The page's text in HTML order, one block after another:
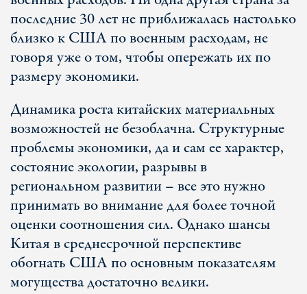
последние 30 лет не приближалась настолько
близко к США по военным расходам, не
говоря уже о том, чтобы опережать их по
размеру экономики.
Динамика роста китайских материальных
возможностей не безоблачна. Структурные
проблемы экономики, да и сам ее характер,
состояние экологии, разрывы в
региональном развитии – все это нужно
принимать во внимание для более точной
оценки соотношения сил. Однако шансы
Китая в среднесрочной перспективе
обогнать США по основным показателям
могущества достаточно велики.